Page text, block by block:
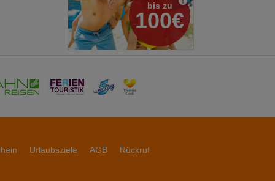
bis zu
100€
Urlaubsziele AGB
Rückruf